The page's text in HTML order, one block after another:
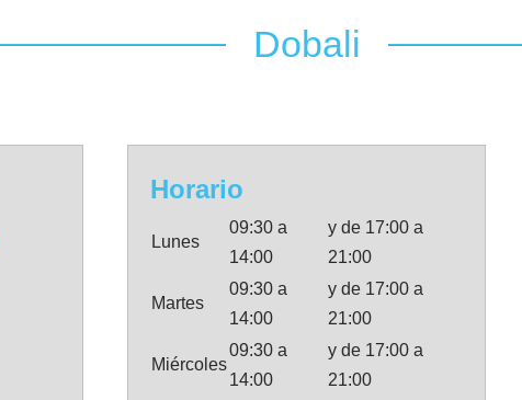
Dobali
Horario
Lunes
09:30 a
14:00
y de 17:00 a
21:00
Martes
09:30 a
14:00
y de 17:00 a
21:00
Miércoles
09:30 a
14:00
y de 17:00 a
21:00